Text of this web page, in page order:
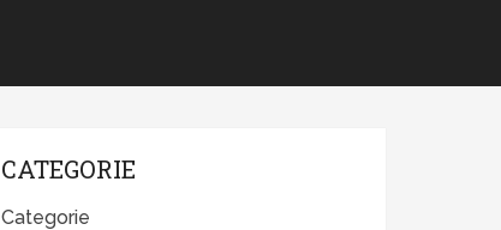
CATEGORIE
Categorie